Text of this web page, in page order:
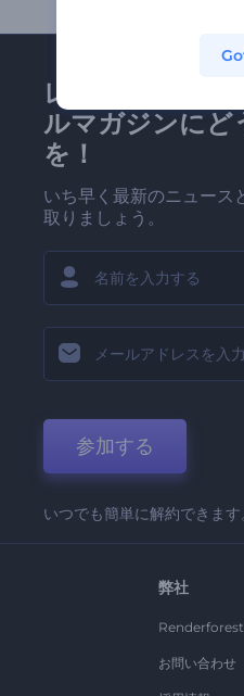
レンダーフォレ
ルマガジンにど
を！
いち早く最新のニュース
取りましょう。
参加する
いつでも簡単に解約できます
弊社
Renderforest
お問い合わせ